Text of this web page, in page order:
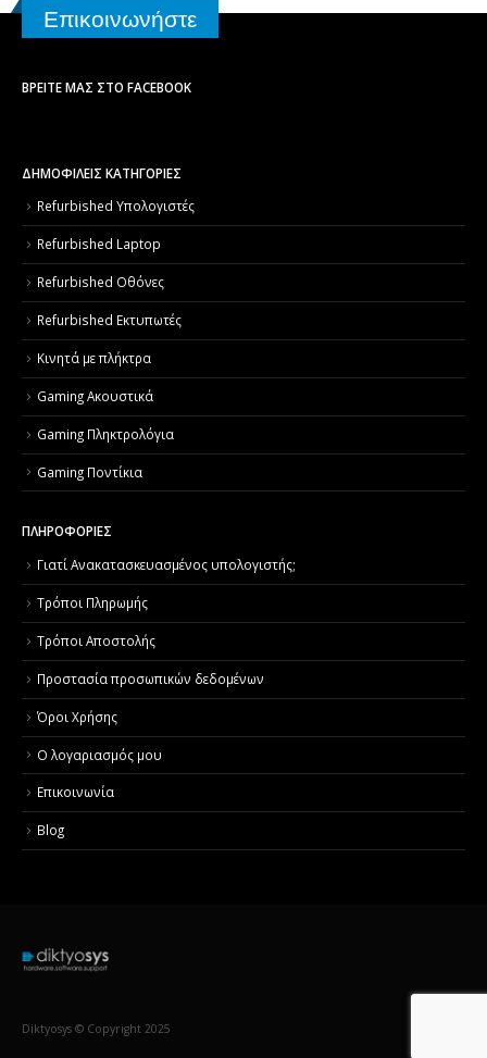
Επικοινωνήστε
ΒΡΕΊΤΕ ΜΑΣ ΣΤΟ FACEBOOK
ΔΗΜΟΦΙΛΕΙΣ ΚΑΤΗΓΟΡΙΕΣ
Refurbished Υπολογιστές
Refurbished Laptop
Refurbished Οθόνες
Refurbished Εκτυπωτές
Κινητά με πλήκτρα
Gaming Ακουστικά
Gaming Πληκτρολόγια
Gaming Ποντίκια
ΠΛΗΡΟΦΟΡΙΕΣ
Γιατί Aνακατασκευασμένος υπολογιστής;
Τρόποι Πληρωμής
Τρόποι Αποστολής
Προστασία προσωπικών δεδομένων
Όροι Χρήσης
Ο λογαριασμός μου
Επικοινωνία
Blog
Diktyosys © Copyright 2025